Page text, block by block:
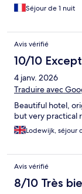
Séjour de 1 nuit
Avis vérifié
10/10
4 janv. 2026
Traduire avec
Beautiful hotel,
but very practical
Lodewijk, séjour
Avis vérifié
8/10 Très